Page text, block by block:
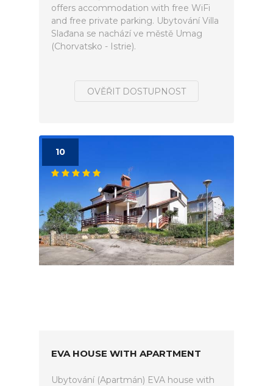
offers accommodation with free WiFi
and free private parking. Ubytování Villa
Slađana se nachází ve městě Umag
(Chorvatsko - Istrie).
OVĚŘIT DOSTUPNOST
10
EVA HOUSE WITH APARTMENT
Ubytování (Apartmán) EVA house with